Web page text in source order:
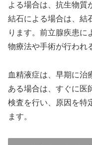
よる場合は、抗生物質
結石による場合は、結
ります。前立腺疾患に
物療法や手術が行われ
血精液症は、早期に治
ある場合は、すぐに医
検査を行い、原因を特
ます。